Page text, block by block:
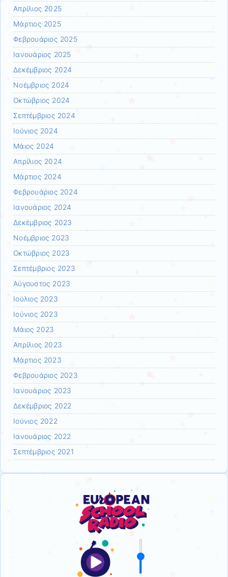
Απρίλιος 2025
Μάρτιος 2025
Φεβρουάριος 2025
Ιανουάριος 2025
Δεκέμβριος 2024
Νοέμβριος 2024
Οκτώβριος 2024
Σεπτέμβριος 2024
Ιούνιος 2024
Μάιος 2024
Απρίλιος 2024
Μάρτιος 2024
Φεβρουάριος 2024
Ιανουάριος 2024
Δεκέμβριος 2023
Νοέμβριος 2023
Οκτώβριος 2023
Σεπτέμβριος 2023
Αύγουστος 2023
Ιούλιος 2023
Ιούνιος 2023
Μάιος 2023
Απρίλιος 2023
Μάρτιος 2023
Φεβρουάριος 2023
Ιανουάριος 2023
Δεκέμβριος 2022
Ιούνιος 2022
Ιανουάριος 2022
Σεπτέμβριος 2021